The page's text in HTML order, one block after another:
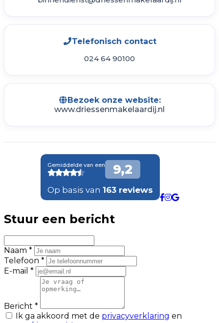
Telefonisch contact
024 64 90100
Bezoek onze website:
www.driessenmakelaardij.nl
Stuur een bericht
Naam *
Telefoon *
E-mail *
Bericht *
Ik ga akkoord met de privacyverklaring en